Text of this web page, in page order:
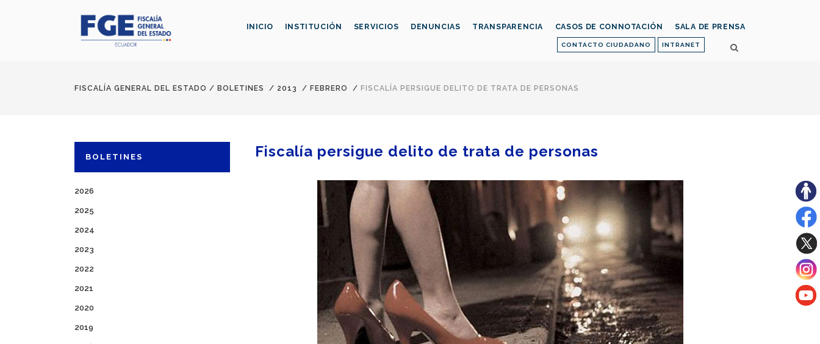
CONTACTO CIUDADANO INTRANET
INICIO INSTITUCIÓN SERVICIOS DENUNCIAS TRANSPARENCIA CASOS DE CONNOTACIÓN SALA DE PRENSA
FISCALÍA GENERAL DEL ESTADO / BOLETINES / 2013 / FEBRERO / FISCALÍA PERSIGUE DELITO DE TRATA DE PERSONAS
BOLETINES
2026
2025
2024
2023
2022
2021
2020
2019
Fiscalía persigue delito de trata de personas